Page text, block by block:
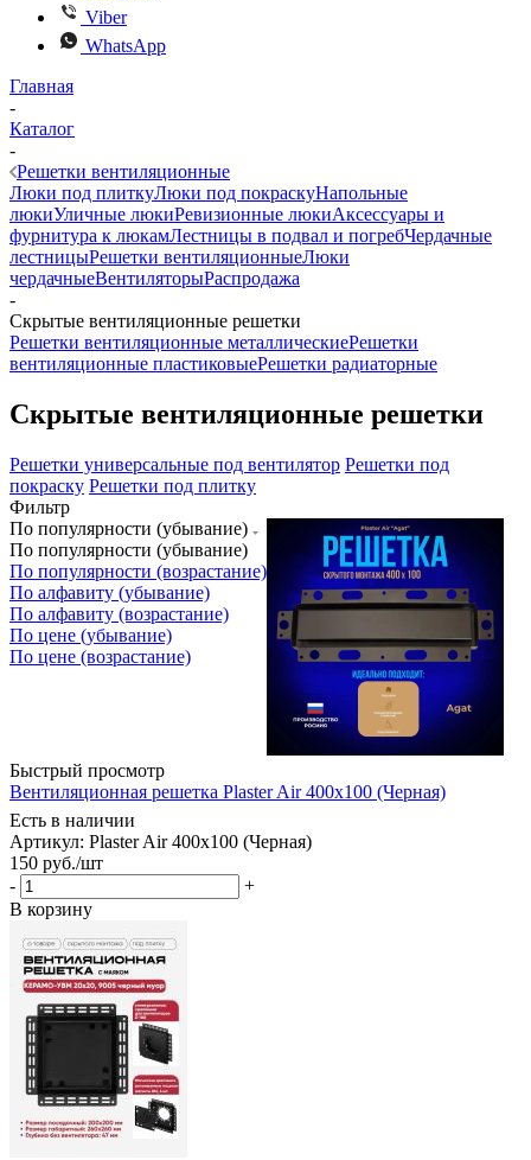
Viber
WhatsApp
Главная
-
Каталог
-
Решетки вентиляционные
Люки под плиткуЛюки под покраскуНапольные
люкиУличные люкиРевизионные люкиАксессуары и
фурнитура к люкамЛестницы в подвал и погребЧердачные
лестницыРешетки вентиляционныеЛюки
чердачныеВентиляторыРаспродажа
-
Скрытые вентиляционные решетки
Решетки вентиляционные металлическиеРешетки
вентиляционные пластиковыеРешетки радиаторные
Скрытые вентиляционные решетки
Решетки универсальные под вентилятор Решетки под
покраску Решетки под плитку
Фильтр
По популярности (убывание)
По популярности (убывание)
По популярности (возрастание)
По алфавиту (убывание)
По алфавиту (возрастание)
По цене (убывание)
По цене (возрастание)
Быстрый просмотр
Вентиляционная решетка Plaster Air 400x100 (Черная)
Есть в наличии
Артикул: Plaster Air 400х100 (Черная)
150 руб./шт
-
+
В корзину